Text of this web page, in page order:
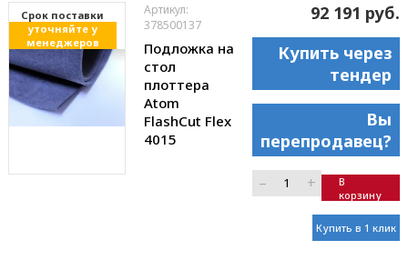
Cрок поставки
уточняйте у
менеджеров
Артикул:
378500137
Подложка на
стол
плоттера
Atom
FlashCut Flex
4015
92 191 руб.
Купить через
тендер
Вы
перепродавец?
– +
В
корзину
Купить в 1 клик